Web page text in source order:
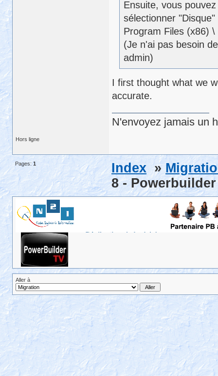
Ensuite, vous
sélectionner
Program Files (x86)
(Je n'ai pas besoin
admin)
I first thought what we
accurate.
N'envoyez jamais un
Hors ligne
Pages:1 Index »
8 -
Aller à